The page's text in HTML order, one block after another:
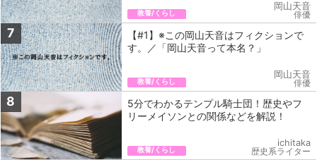
教養/くらし
岡山天音
俳優
7
【#1】※この岡山天音はフィクションで
す。／「岡山天音って本名？」
教養/くらし
岡山天音
俳優
8
5分でわかるテンプル騎士団！歴史やフ
リーメイソンとの関係などを解説！
教養/くらし
ichitaka
歴史系ライター